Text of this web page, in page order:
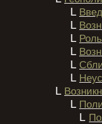
L
L
L
L
L
L
L
L
L